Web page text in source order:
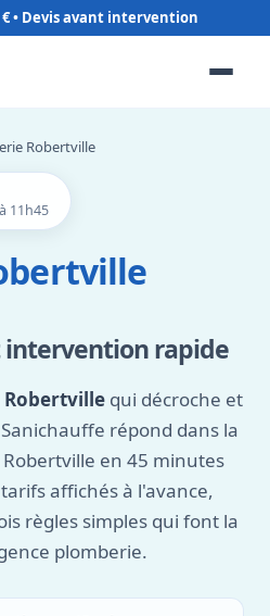
Robertville
11h45
rapide
qui décroche et
répond dans la
en 45 minutes
affichés à l'avance,
règles simples qui font la
plomberie.